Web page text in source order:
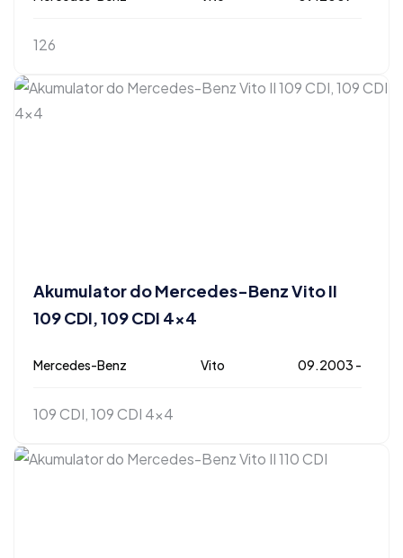
126
Akumulator do Mercedes-Benz Vito II
109 CDI, 109 CDI 4×4
Mercedes-Benz Vito 09.2003 -
109 CDI, 109 CDI 4x4